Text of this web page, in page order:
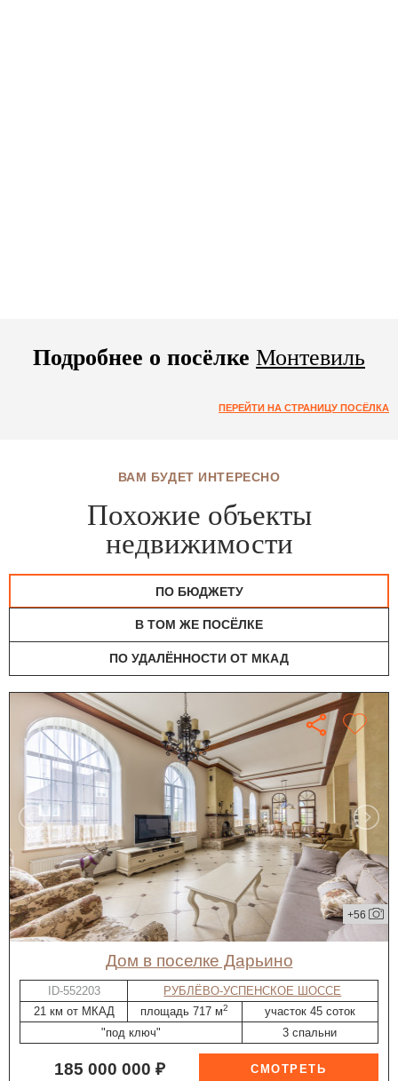
Подробнее о посёлке Монтевиль
ПЕРЕЙТИ НА СТРАНИЦУ ПОСЁЛКА
ВАМ БУДЕТ ИНТЕРЕСНО
Похожие объекты
недвижимости
ПО БЮДЖЕТУ
В ТОМ ЖЕ ПОСЁЛКЕ
ПО УДАЛЁННОСТИ ОТ МКАД
+56
дом в поселке Дарьино
ID-552203
РУБЛЁВО-УСПЕНСКОЕ ШОССЕ
21 км от МКАД
площадь 717 м2
участок 45 соток
"под ключ"
3 спальни
185 000 000 ₽